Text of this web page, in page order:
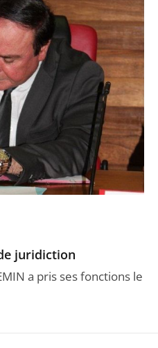
juridiction
a pris ses fonctions le